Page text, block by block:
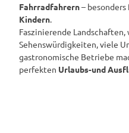
Fahrradfahrern–
Kindern.
Faszinierende
Sehenswürdigkeiten, viele
gastronomische Betriebe
perfekten Urlaubs-und